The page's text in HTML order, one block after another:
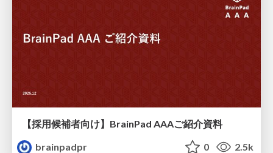
【採用候補者向け】BrainPad AAAご紹介資料
brainpadpr
0 2.5k